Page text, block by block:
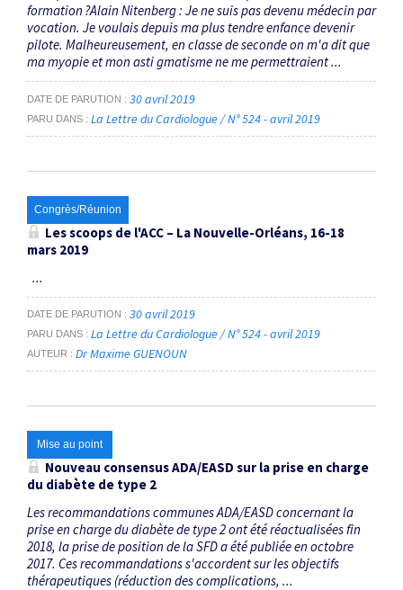
formation ?Alain Nitenberg : Je ne suis pas devenu médecin par
vocation. Je voulais depuis ma plus tendre enfance devenir
pilote. Malheureusement, en classe de seconde on m'a dit que
ma myopie et mon asti gmatisme ne me permettraient ...
DATE DE PARUTION 30 avril 2019
PARU DANS La Lettre du Cardiologue / N° 524 - avril 2019
Congrès/Réunion
Les scoops de l'ACC – La Nouvelle-Orléans, 16-18
mars 2019
...
DATE DE PARUTION 30 avril 2019
PARU DANS La Lettre du Cardiologue / N° 524 - avril 2019
AUTEUR Dr Maxime GUENOUN
Mise au point
Nouveau consensus ADA/EASD sur la prise en charge
du diabète de type 2
Les recommandations communes ADA/EASD concernant la
prise en charge du diabète de type 2 ont été réactualisées fin
2018, la prise de position de la SFD a été publiée en octobre
2017. Ces recommandations s'accordent sur les objectifs
thérapeutiques (réduction des complications, ...